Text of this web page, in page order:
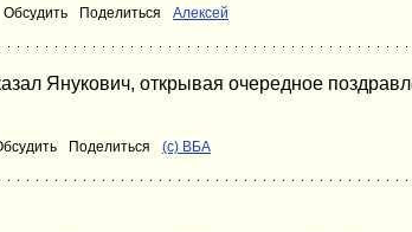
Обсудить Поделиться Алексей
Янукович, открывая очередное
Поделиться (с) ВБА